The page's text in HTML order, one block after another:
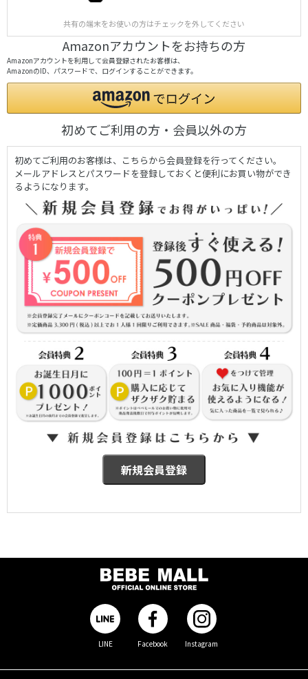
共有の端末をお使いの方はチェックを外してください
Amazonアカウントをお持ちの方
Amazonアカウントを利用して会員登録されたお客様は、
AmazonのID、パスワードで、ログインすることができます。
初めてご利用の方・会員以外の方
初めてご利用のお客様は、こちらから会員登録を行ってください。
メールアドレスとパスワードを登録しておくと便利にお買い物ができ
るようになります。
LINE Facebook Instagram